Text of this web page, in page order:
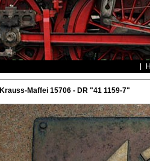
Krauss-Maffei 15706 - DR "41 1159-7"